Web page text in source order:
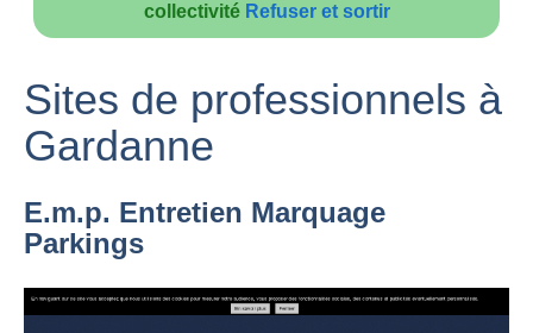
collectivité Refuser et sortir
Sites de professionnels à
Gardanne
E.m.p. Entretien Marquage
Parkings